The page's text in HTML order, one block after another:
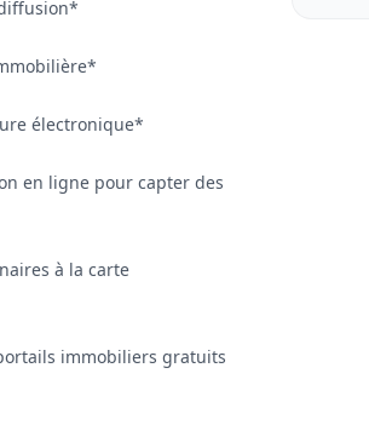
électronique*
en ligne pour capter des
à la carte
immobiliers gratuits